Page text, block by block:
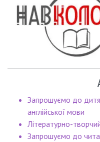
Запрошуємо до
англійської мови
Літературно-
Запрошуємо до